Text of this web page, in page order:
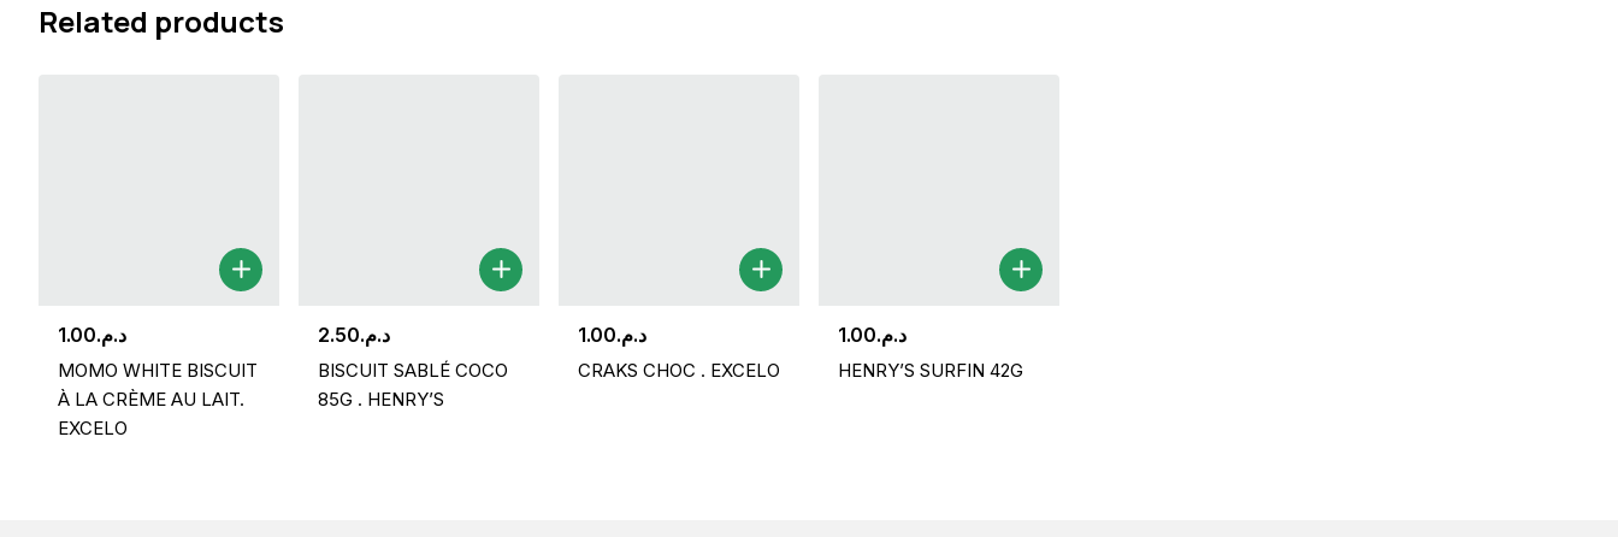
Related products
د.م.1.00
MOMO WHITE BISCUIT
À LA CRÈME AU LAIT.
EXCELO
د.م.2.50
BISCUIT SABLÉ COCO
85G . HENRY’S
د.م.1.00
CRAKS CHOC . EXCELO
د.م.1.00
HENRY’S SURFIN 42G